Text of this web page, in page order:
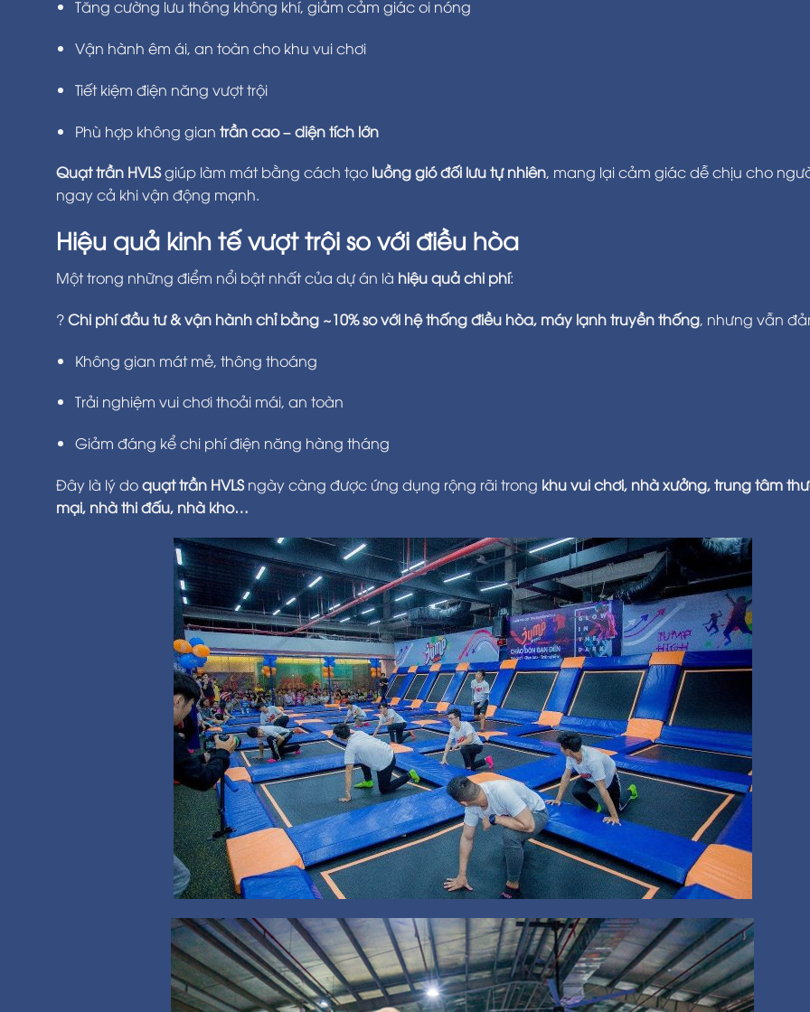
Tăng cường lưu thông không khí, giảm cảm giác oi nóng
Vận hành êm ái, an toàn cho khu vui chơi
Tiết kiệm điện năng vượt trội
Phù hợp không gian trần cao – diện tích lớn
Quạt trần HVLSgiúp làm mát bằng cách tạo luồng gió đối lưu tự nhiên, mang lại cảm giác dễ chịu cho
ngay cả khi vận động mạnh.
Hiệu quả kinh tế vượt trội so với điều hòa
Một trong những điểm nổi bật nhất của dự án là hiệu quả chi phí:
?Chi phí đầu tư & vận hành chỉ bằng ~10% so với hệ thống điều hòa, máy lạnh truyền thống, nhưng vẫn
Không gian mát mẻ, thông thoáng
Trải nghiệm vui chơi thoải mái, an toàn
Giảm đáng kể chi phí điện năng hàng tháng
Đây là lý doquạt trần HVLSngày càng được ứng dụng rộng rãi trong khu vui chơi, nhà xưởng, trung tâm
mại, nhà thi đấu, nhà kho…